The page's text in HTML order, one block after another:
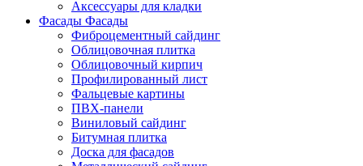
Аксессуары для кладки
Фасады Фасады
Фиброцементный сайдинг
Облицовочная плитка
Облицовочный кирпич
Профилированный лист
Фальцевые картины
ПВХ-панели
Виниловый сайдинг
Битумная плитка
Доска для фасадов